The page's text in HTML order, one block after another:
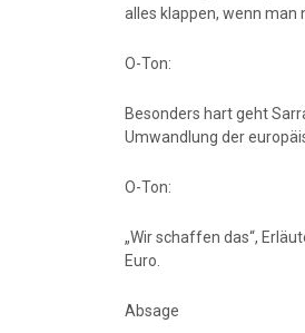
alles klappen, wenn man
O-Ton:
Besonders hart geht
Umwandlung der
O-Ton:
„Wir schaffen das“,
Euro.
Absage